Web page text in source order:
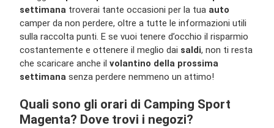
settimana troverai tante occasioni per la tua auto
camper da non perdere, oltre a tutte le informazioni utili
sulla raccolta punti. E se vuoi tenere d’occhio il risparmio
costantemente e ottenere il meglio dai saldi, non ti resta
che scaricare anche il volantino della prossima
settimana senza perdere nemmeno un attimo!
Quali sono gli orari di Camping Sport
Magenta? Dove trovi i negozi?